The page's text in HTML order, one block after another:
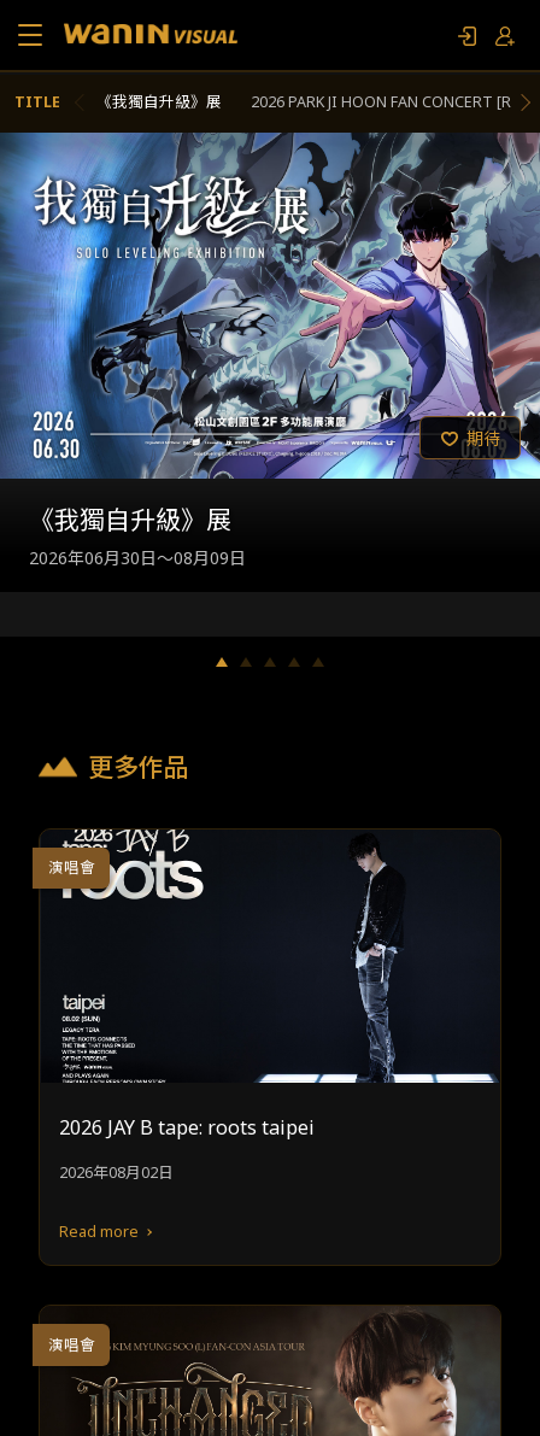
關於我們
作品列表
影視專題
聯繫我們
限定活動
級》展 2026 PARK JI HOON FAN CONCERT [RE:FLECT] IN TAIPEI
期待
2026 PARK JI HOON FAN CONCERT [RE:F
LECT] IN TAIPEI
期待
期待
期待
期待
更多作品
2026 JAY B tape: roots taipei
2026年08月02日
Read more
演唱會
演唱會